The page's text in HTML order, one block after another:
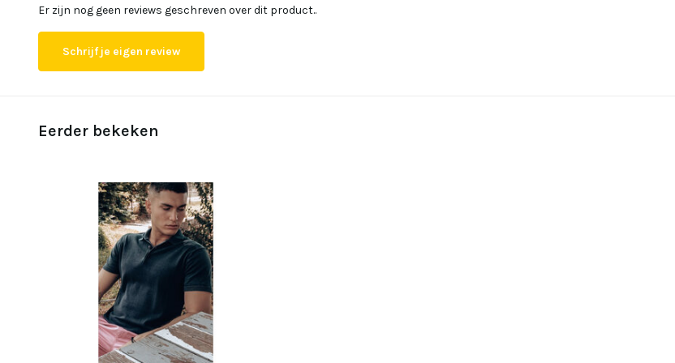
Er zijn nog geen reviews geschreven over dit product..
Schrijf je eigen review
Eerder bekeken